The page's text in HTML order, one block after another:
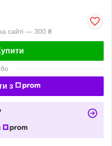
сайті — 300 ₴
з